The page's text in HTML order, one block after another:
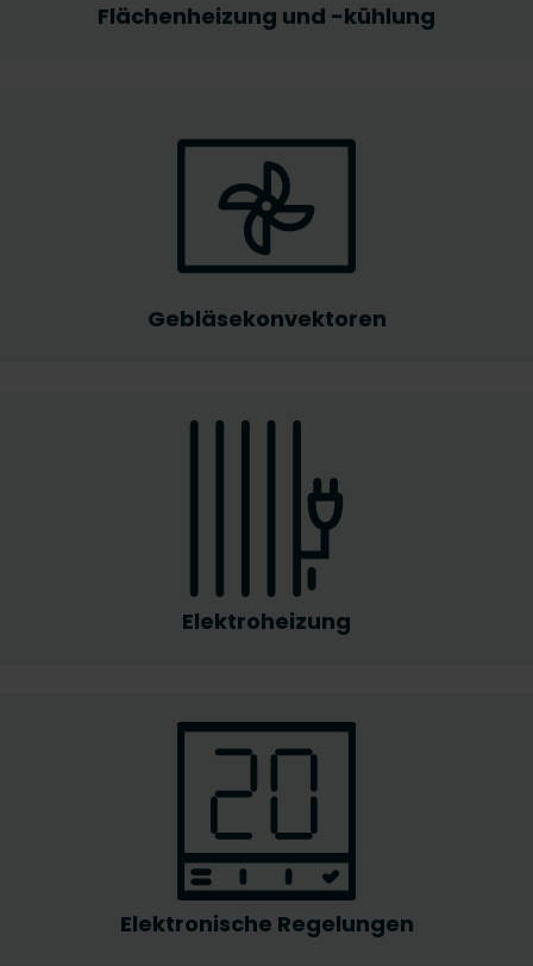
Flächenheizung und -kühlung
Gebläsekonvektoren
Elektroheizung
Elektronische Regelungen